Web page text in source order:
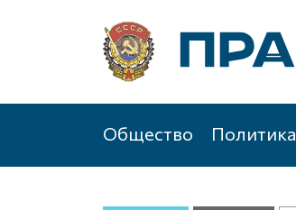
Общество Политика